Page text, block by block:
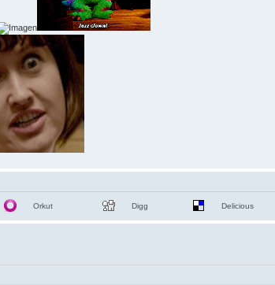
Orkut Digg Delicious